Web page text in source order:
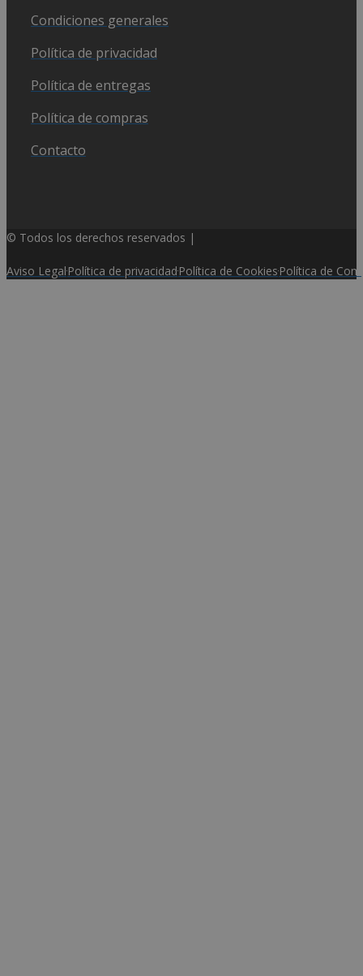
Condiciones generales
Política de privacidad
Política de entregas
Política de compras
Contacto
© Todos los derechos reservados |
Aviso Legal Política de privacidad Política de Cookies Política de